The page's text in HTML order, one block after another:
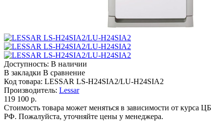
Доступность: В наличии
В закладки В сравнение
Код товара: LESSAR LS-H24SIA2/LU-H24SIA2
Производитель: Lessar
119 100 р.
Стоимость товара может меняться в зависимости от курса ЦБ
РФ. Пожалуйста, уточняйте цены у менеджера.